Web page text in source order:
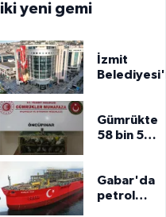
iki yeni gemi
İzmit
iddialarına
açıklama
Gümrükte
58 bin 519
kurtarıldı
Gabar'da
petrol